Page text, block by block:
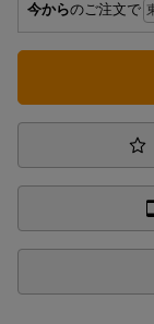
今からのご注文で